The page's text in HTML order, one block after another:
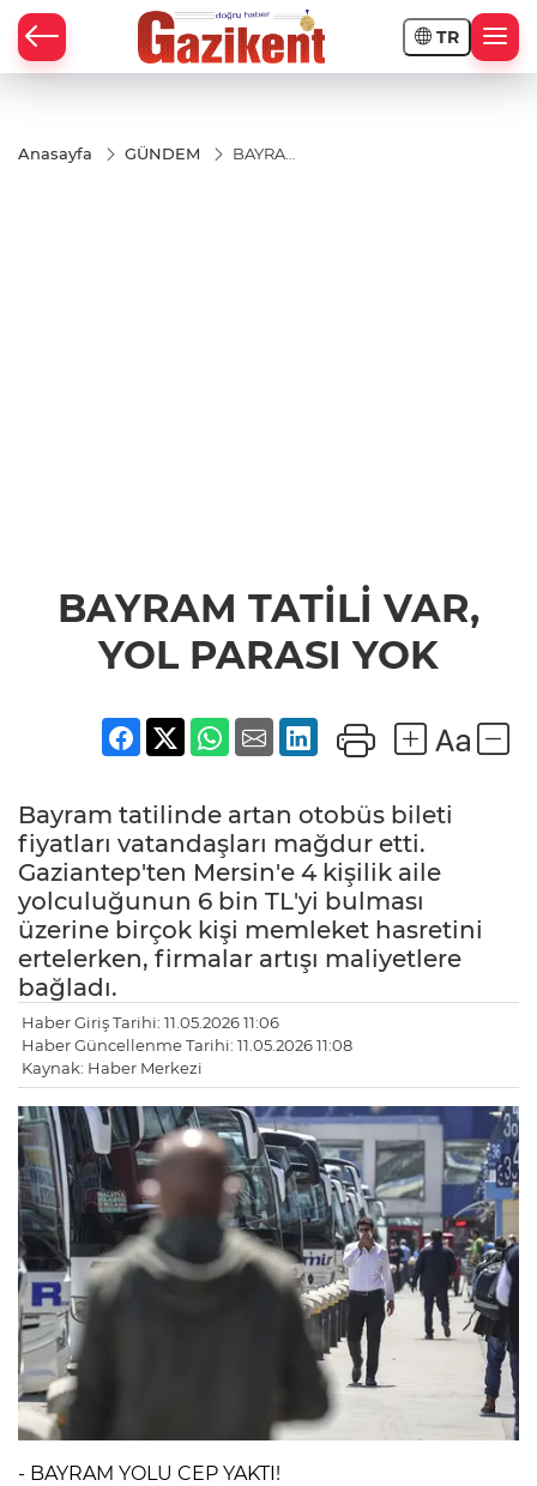
TR
Anasayfa GÜNDEM
BAYRAM
BAYRAM TATİLİ VAR,
YOL PARASI YOK
Bayram tatilinde artan otobüs bileti
fiyatları vatandaşları mağdur etti.
Gaziantep'ten Mersin'e 4 kişilik aile
yolculuğunun 6 bin TL'yi bulması
üzerine birçok kişi memleket hasretini
ertelerken, firmalar artışı maliyetlere
bağladı.
Haber Giriş Tarihi: 11.05.2026 11:06
Haber Güncellenme Tarihi: 11.05.2026 11:08
Kaynak: Haber Merkezi
- BAYRAM YOLU CEP YAKTI!